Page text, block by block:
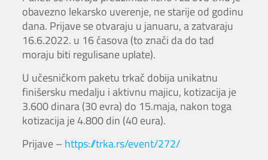
obavezno lekarsko uverenje, ne starije od godinu
dana. Prijave se otvaraju u januaru, a zatvaraju
16.6.2022. u 16 časova (to znači da do tad
moraju biti regulisane uplate).
U učesničkom paketu trkač dobija unikatnu
finišersku medalju i aktivnu majicu, kotizacija je
3.600 dinara (30 evra) do 15.maja, nakon toga
kotizacija je 4.800 din (40 eura).
Prijave – https://trka.rs/event/272/